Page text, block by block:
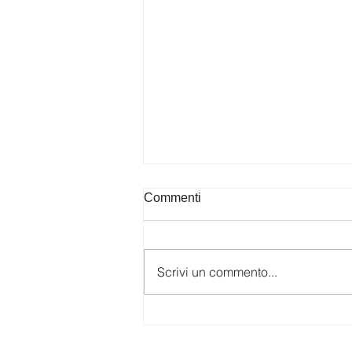
Commenti
Scrivi un commento...